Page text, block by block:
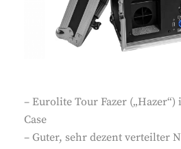
– Eurolite Tour Fazer
Case
– Guter, sehr dezent verteilter